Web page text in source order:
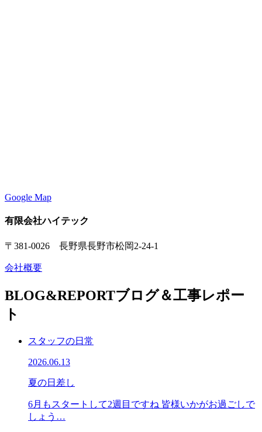
Google Map
有限会社ハイテック
〒381-0026 長野県長野市松岡2-24-1
会社概要
BLOG&REPORTブログ＆工事レポー
ト
スタッフの日常
2026.06.13
夏の日差し
6月もスタートして2週目ですね 皆様いかがお過ごしで
しょう…